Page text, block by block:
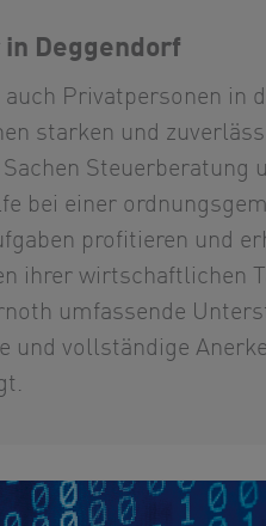
Deggendorf
Privatpersonen in
starken und
Steuerberatung
bei einer
profitieren und
ihrer wirtschaftlichen
umfassende
und vollständige